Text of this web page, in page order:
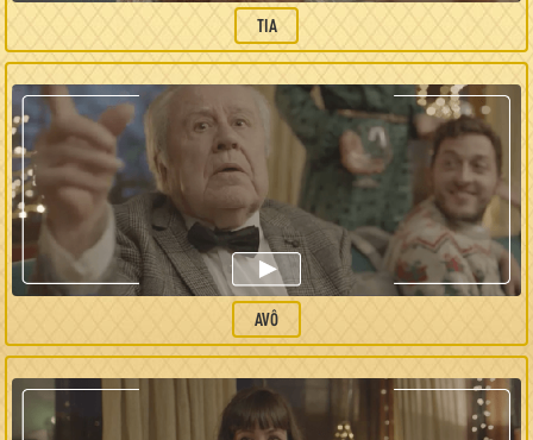
TIA
AVÔ